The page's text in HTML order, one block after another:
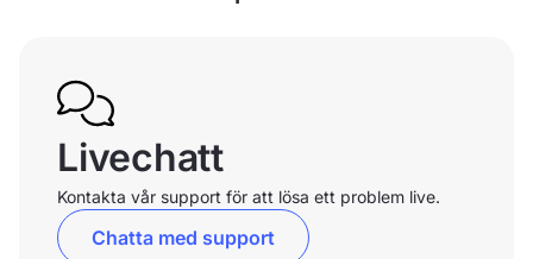
Livechatt
Kontakta vår support för att lösa ett problem live.
Chatta med support